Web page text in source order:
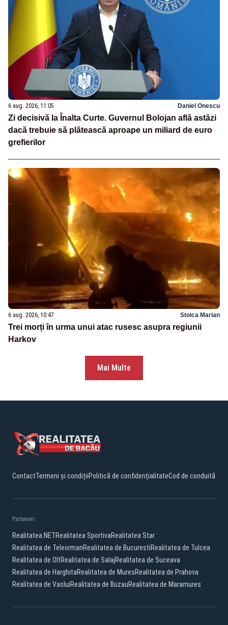
6 aug. 2026, 11:05 Daniel Onescu
Zi decisivă la Înalta Curte. Guvernul Bolojan află astăzi
dacă trebuie să plătească aproape un miliard de euro
grefierilor
6 aug. 2026, 10:47 Stoica Marian
Trei morți în urma unui atac rusesc asupra regiunii
Harkov
Mai Multe
ContactTermeni și condițiiPolitică de confidențialitateCod de conduită
Parteneri:
Realitatea.NETRealitatea SportivaRealitatea Star
Realitatea de TeleormanRealitatea de BucurestiRealitatea de Tulcea
Realitatea de OltRealitatea de SalajRealitatea de Suceava
Realitatea de HarghitaRealitatea de MuresRealitatea de Prahova
Realitatea de VasluiRealitatea de BuzauRealitatea de Maramures